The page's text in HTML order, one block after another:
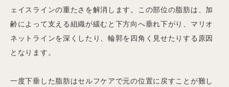
ェイスラインの重たさを解消します。この部位の脂肪は、加
齢によって支える組織が緩むと下方向へ垂れ下がり、マリオ
ネットラインを深くしたり、輪郭を四角く見せたりする原因
となります。
一度下垂した脂肪はセルフケアで元の位置に戻すことが難し